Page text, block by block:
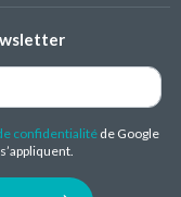
confidentialitéde Google
s’appliquent.